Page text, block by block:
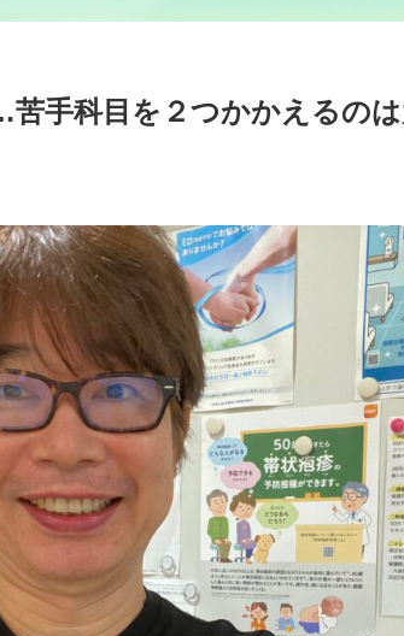
手科目を２つかかえるのは